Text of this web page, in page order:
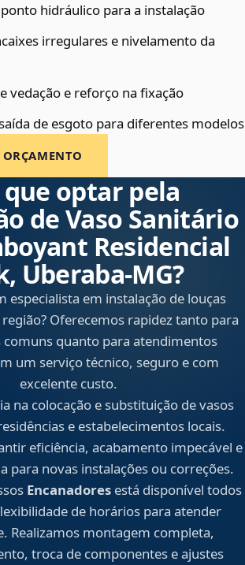
hidráulico para a instalação
irregulares e nivelamento da
vedação e reforço na fixação
de esgoto para diferentes modelos
que optar pela
de Vaso Sanitário
Residencial
Uberaba‑MG?
especialista em instalação de louças
Oferecemos rapidez tanto para
comuns quanto para atendimentos
um serviço técnico, seguro e com
excelente custo.
na colocação e substituição de vasos
e estabelecimentos locais.
eficiência, acabamento impecável e
para novas instalações ou correções.
Encanadoresestá disponível todos
de horários para atender
Realizamos montagem completa,
troca de componentes e ajustes